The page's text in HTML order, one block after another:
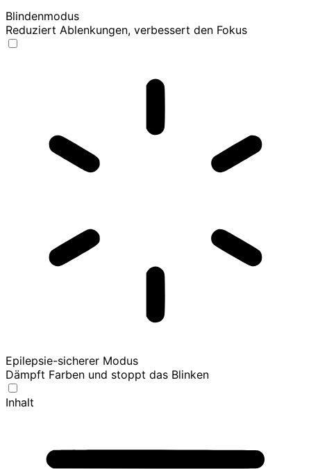
Blindenmodus
Reduziert Ablenkungen, verbessert den Fokus
Epilepsie-sicherer Modus
Dämpft Farben und stoppt das Blinken
Inhalt